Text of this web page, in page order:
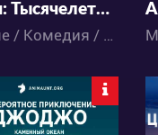
Блич: Тысячелетняя кровавая война
Аниме / Комедия / Приключения / Паранормальное / Сёнэн / Экшен